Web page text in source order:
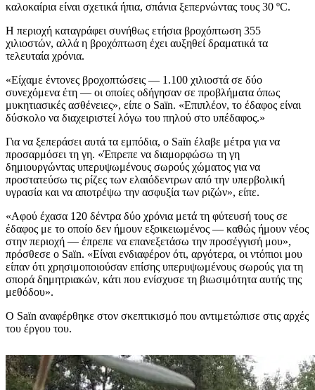
καλοκαίρια είναι σχετικά ήπια, σπάνια ξεπερνώντας τους 30 ºC.
Η περιοχή καταγράφει συνήθως ετήσια βροχόπτωση 355
χιλιοστών, αλλά η βροχόπτωση έχει αυξηθεί δραματικά τα
τελευταία χρόνια.
«Είχαμε έντονες βροχοπτώσεις — 1.100 χιλιοστά σε δύο
συνεχόμενα έτη — οι οποίες οδήγησαν σε προβλήματα όπως
μυκητιασικές ασθένειες», είπε ο Saïn. «Επιπλέον, το έδαφος είναι
δύσκολο να διαχειριστεί λόγω του πηλού στο υπέδαφος.»
Για να ξεπεράσει αυτά τα εμπόδια, ο Saïn έλαβε μέτρα για να
προσαρμόσει τη γη. «Έπρεπε να διαμορφώσω τη γη
δημιουργώντας υπερυψωμένους σωρούς χώματος για να
προστατεύσω τις ρίζες των ελαιόδεντρων από την υπερβολική
υγρασία και να αποτρέψω την ασφυξία των ριζών», είπε.
«Αφού έχασα 120 δέντρα δύο χρόνια μετά τη φύτευσή τους σε
έδαφος με το οποίο δεν ήμουν εξοικειωμένος — καθώς ήμουν νέος
στην περιοχή — έπρεπε να επανεξετάσω την προσέγγισή μου»,
πρόσθεσε ο Saïn. «Είναι ενδιαφέρον ότι, αργότερα, οι ντόπιοι μου
είπαν ότι χρησιμοποιούσαν επίσης υπερυψωμένους σωρούς για τη
σπορά δημητριακών, κάτι που ενίσχυσε τη βιωσιμότητα αυτής της
μεθόδου».
Ο Saïn αναφέρθηκε στον σκεπτικισμό που αντιμετώπισε στις αρχές
του έργου του.